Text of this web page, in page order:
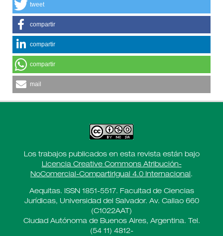
tweet
compartir
compartir
compartir
mail
Los trabajos publicados en esta revista están bajo
Licencia Creative Commons Atribución-
NoComercial-CompartirIgual 4.0 Internacional .
Aequitas. ISSN 1851-5517. Facultad de Ciencias
Jurídicas, Universidad del Salvador. Av. Callao 660
(C1022AAT)
Ciudad Autónoma de Buenos Aires, Argentina. Tel.
(54 11) 4812-